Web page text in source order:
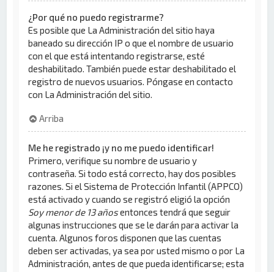
¿Por qué no puedo registrarme?
Es posible que La Administración del sitio haya
baneado su dirección IP o que el nombre de usuario
con el que está intentando registrarse, esté
deshabilitado. También puede estar deshabilitado el
registro de nuevos usuarios. Póngase en contacto
con La Administración del sitio.
Arriba
Me he registrado ¡y no me puedo identificar!
Primero, verifique su nombre de usuario y
contraseña. Si todo está correcto, hay dos posibles
razones. Si el Sistema de Protección Infantil (APPCO)
está activado y cuando se registró eligió la opción
Soy menor de 13 añosentonces tendrá que seguir
algunas instrucciones que se le darán para activar la
cuenta. Algunos foros disponen que las cuentas
deben ser activadas, ya sea por usted mismo o por La
Administración, antes de que pueda identificarse; esta